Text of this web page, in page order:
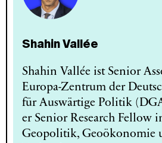
Shahin Vallée
Shahin Vallée ist Senior
Europa-Zentrum der
für Auswärtige Politik
er Senior Research Fellow
Geopolitik, Geoökonomie